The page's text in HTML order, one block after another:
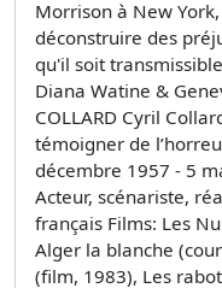
Morrison à New
déconstruire des
qu'il soit
Diana Watine &
COLLARD Cyril
témoigner de
décembre 1957 - 5
Acteur, scénariste,
français Films: Les
Alger la blanche
(film, 1983), Les